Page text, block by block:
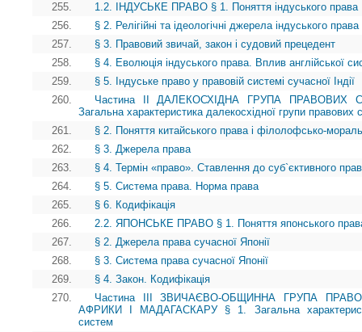
255.
1.2. ІНДУСЬКЕ ПРАВО § 1. Поняття індуського права
256.
§ 2. Релігійні та ідеологічні джерела індуського права
257.
§ 3. Правовий звичай, закон і судовий прецедент
258.
§ 4. Еволюція індуського права. Вплив англійської
259.
§ 5. Індуське право у правовій системі сучасної Індії
260.
Частина II ДАЛЕКОСХІДНА ГРУПА
Загальна характеристика далекосхідної групи правових
261.
§ 2. Поняття китайського права і філолофсько-
262.
§ 3. Джерела права
263.
§ 4. Термін «право». Ставлення до суб`єктивного
264.
§ 5. Система права. Норма права
265.
§ 6. Кодифікація
266.
2.2. ЯПОНСЬКЕ ПРАВО § 1. Поняття японського права
267.
§ 2. Джерела права сучасної Японії
268.
§ 3. Система права сучасної Японії
269.
§ 4. Закон. Кодифікація
270.
Частина III ЗВИЧАЄВО-ОБЩИННА ГРУПА
АФРИКИ І МАДАГАСКАРУ § 1. Загальна
систем